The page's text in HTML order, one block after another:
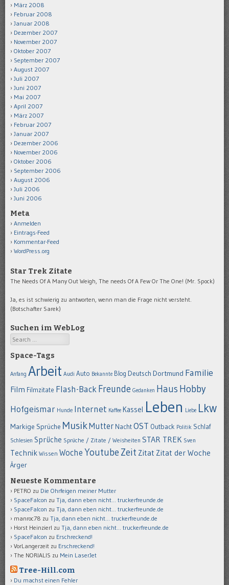
März 2008
Februar 2008
Januar 2008
Dezember 2007
November 2007
Oktober 2007
September 2007
August 2007
Juli 2007
Juni 2007
Mai 2007
April 2007
März 2007
Februar 2007
Januar 2007
Dezember 2006
November 2006
Oktober 2006
September 2006
August 2006
Juli 2006
Juni 2006
Meta
Anmelden
Eintrags-Feed
Kommentar-Feed
WordPress.org
Star Trek Zitate
The Needs Of A Many Out Weigh, The needs Of A Few Or The One! (Mr. Spock)
Ja, es ist schwierig zu antworten, wenn man die Frage nicht versteht.
(Botschafter Sarek)
Suchen im WebLog
Search
Space-Tags
Anfang Arbeit Audi Auto Bekannte Blog Deutsch Dortmund Familie
Film Filmzitate Flash-BackFreunde Gedanken Haus Hobby
Hofgeismar Hunde Internet Kaffee Kassel Leben Liebe Lkw
Markige Sprüche MusikMutter NachtOST Outback Politik Schlaf
Schlesien Sprüche Sprüche / Zitate / Weisheiten STAR TREK Sven
Technik Wissen Woche Youtube Zeit Zitat Zitat der Woche
Ärger
Neueste Kommentare
PETRO zu Die Ohrfeigen meiner Mutter
SpaceFalcon zu Tja, dann eben nicht… truckerfreunde.de
SpaceFalcon zu Tja, dann eben nicht… truckerfreunde.de
manroc78 zu Tja, dann eben nicht… truckerfreunde.de
Horst Heinzierl zu Tja, dann eben nicht… truckerfreunde.de
SpaceFalcon zu Erschreckend!
VorLangerzeit zu Erschreckend!
The NORIALIS zu Mein LaserJet
Tree-Hill.com
Du machst einen Fehler